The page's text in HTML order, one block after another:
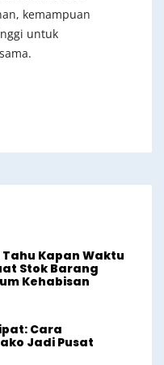
kemampuan
untuk
Kapan Waktu
Stok Barang
Kehabisan
Cara
Jadi Pusat